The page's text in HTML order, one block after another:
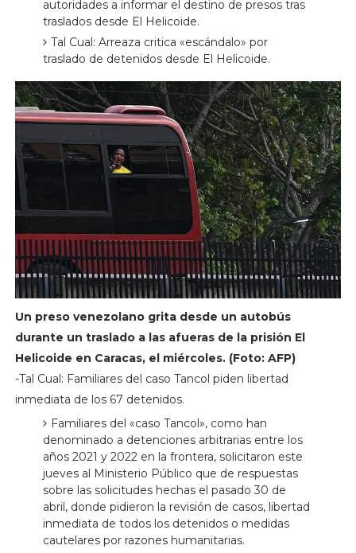
autoridades a informar el destino de presos tras
traslados desde El Helicoide.
Tal Cual: Arreaza critica «escándalo» por
traslado de detenidos desde El Helicoide.
Un preso venezolano grita desde un autobús
durante un traslado a las afueras de la prisión El
Helicoide en Caracas, el miércoles. (Foto: AFP)
-Tal Cual: Familiares del caso Tancol piden libertad
inmediata de los 67 detenidos.
Familiares del «caso Tancol», como han
denominado a detenciones arbitrarias entre los
años 2021 y 2022 en la frontera, solicitaron este
jueves al Ministerio Público que de respuestas
sobre las solicitudes hechas el pasado 30 de
abril, donde pidieron la revisión de casos, libertad
inmediata de todos los detenidos o medidas
cautelares por razones humanitarias.